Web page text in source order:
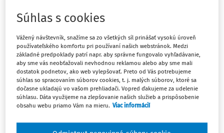
Ups, zatiaľ ste si prečítali len
začiatok...
Celý odborný obsah z tejto oblasti je
dostupný predplatiteľom portálu.
Súhlas s cookies
Vážený návštevník, snažíme sa zo všetkých síl prinášať vysokú úroveň
používateľského komfortu pri používaní našich webstránok. Medzi
základné predpoklady patrí napr. aby správne fungovalo vyhľadávanie,
aby sme vás neobťažovali nevhodnou reklamou alebo aby sme mali
dostatok podnetov, ako web vylepšovať. Preto od Vás potrebujeme
súhlas so spracovaním súborov cookies, t. j. malých súborov, ktoré sa
dočasne ukladajú vo vašom prehliadači. Vopred ďakujeme za udelenie
súhlasu. Dáta využijeme na zlepšovanie našich služieb a prispôsobenie
obsahu webu priamo Vám na mieru. Viac informácií